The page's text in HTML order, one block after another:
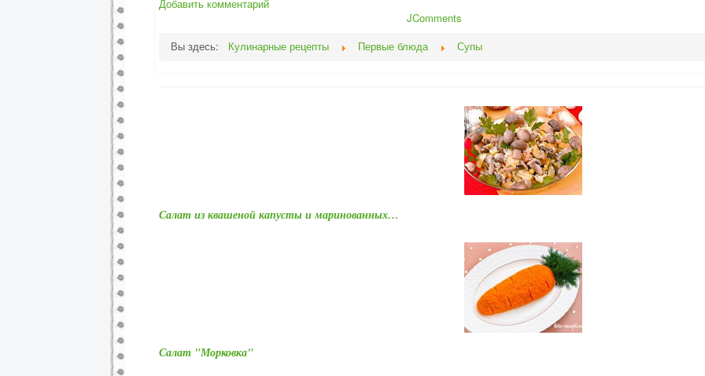
Добавить комментарий
JComments
Вы здесь:
Кулинарные рецепты Первые блюда Супы
Салат из квашеной капусты и маринованных…
Салат "Морковка"